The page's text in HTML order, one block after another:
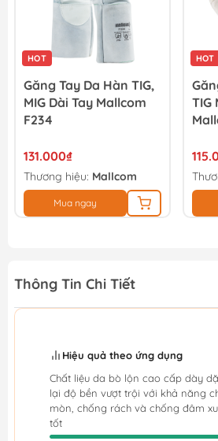
Tay Da Hàn TIG,
Dài Tay Mallcom
hiệu:Mallcom
Mua ngay
Găng
TIG Màu
Mallcom
115.000₫
Thương
Mua
Thông Tin Chi Tiết
Hiệu quả theo ứng dụng
Chất liệu da bò lộn cao cấp dày
lại độ bền vượt trội với khả năng
mòn, chống rách và chống đâm
tốt